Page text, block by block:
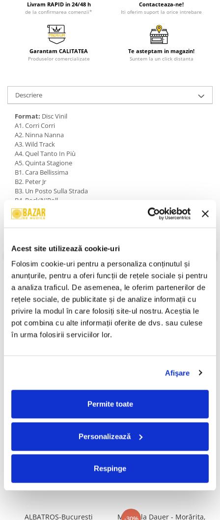
Acest site utilizează cookie-uri
Folosim cookie-uri pentru a personaliza conținutul și
anunțurile, pentru a oferi funcții de rețele sociale și pentru
a analiza traficul. De asemenea, le oferim partenerilor de
rețele sociale, de publicitate și de analize informații cu
privire la modul în care folosiți site-ul nostru. Aceștia le
pot combina cu alte informații oferite de dvs. sau culese
în urma folosirii serviciilor lor.
Afişare
Permite toate
Personalizează
Respinge
Livram RAPID in 24/48 h
de la confirmarea comenzii*
Contacteaza-ne!
Iti oferim suport la orice intrebare
Garantam CALITATEA
Produselor comercializate
Te asteptam in magazin!
Suntem la un click distanta
Descriere
Format: Disc Vinil
A1. Corri Corri
A2. Ninna Nanna
A3. Wild Track
A4. Quel Tanto In Più
A5. Quinta Stagione
B1. Cara Bellissima
B2. Peter Jr
B3. Un Posto Sulla Strada
B4. Rock'N'Roll
B5. Forse Ancora Poesia
An Lansare:
Stare Coperta:Near Mint (NM or M-)
Informatii conformitate produs
Review-uri (0)
PRODUSE ALTERNATIVE
Lumii, (Disc Vinil)
FRECVENT CUMPARATE
IMPREUNA
ALBATROS-Bucuresti
Mirabela Dauer - Morărița,